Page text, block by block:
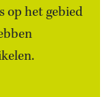
op het gebied